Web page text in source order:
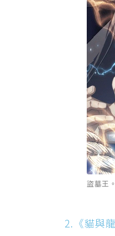
盜墓王
2.《貓與